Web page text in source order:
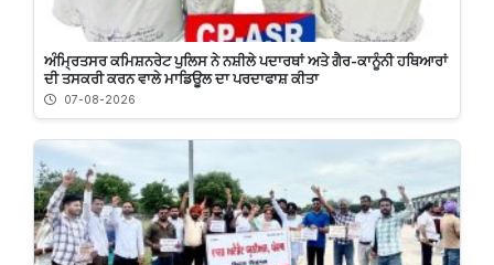
ਅੰਮ੍ਰਿਤਸਰ ਕਮਿਸ਼ਨਰੇਟ ਪੁਲਿਸ ਨੇ ਨਸ਼ੀਲੇ ਪਦਾਰਥਾਂ ਅਤੇ ਗੈਰ-ਕਾਨੂੰਨੀ ਹਥਿਆਰਾਂ
ਦੀ ਤਸਕਰੀ ਕਰਨ ਵਾਲੇ ਮਾਡਿਊਲ ਦਾ ਪਰਦਾਫਾਸ਼ ਕੀਤਾ
07-08-2026